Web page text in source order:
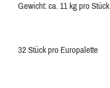
Gewicht: ca. 11 kg pro Stück
32 Stück pro Europalette